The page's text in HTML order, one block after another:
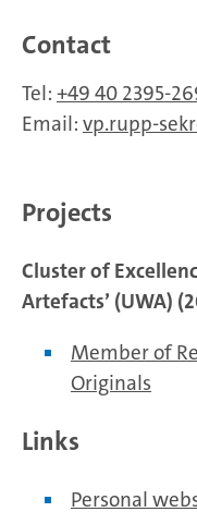
Contact
Tel: +49 40 2395-
Email: vp.rupp-
Projects
Cluster of
Artefacts’ (UWA)
Member of
Originals
Links
Personal